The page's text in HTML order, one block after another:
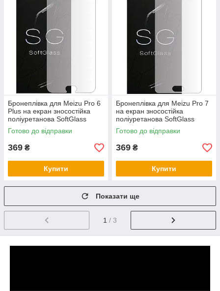
Бронеплівка для Meizu Pro 6
Plus на екран зносостійка
поліуретанова SoftGlass
Готово до відправки
369 ₴
Купити
Бронеплівка для Meizu Pro 7
на екран зносостійка
поліуретанова SoftGlass
Готово до відправки
369 ₴
Купити
Показати ще
1 / 3